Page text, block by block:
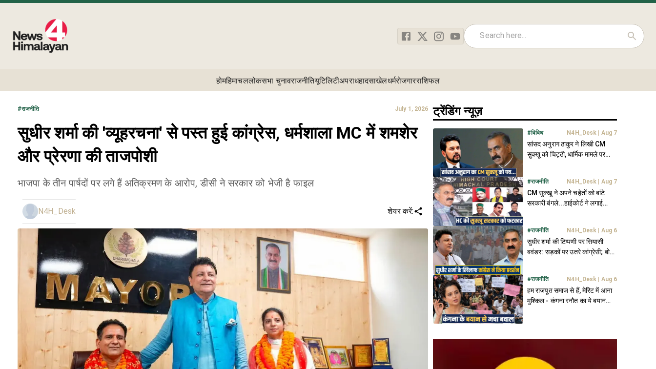
होमहिमाचललोकसभा चुनावराजनीतियूटिलिटीअपराधहादसाखेलधर्मरोजगारराशिफल
#राजनीति July 1, 2026
सुधीर शर्मा की 'व्यूहरचना' से पस्त हुई कांग्रेस, धर्मशाला MC में शमशेर
और प्रेरणा की ताजपोशी
भाजपा के तीन पार्षदों पर लगे हैं अतिक्रमण के आरोप, डीसी ने सरकार को भेजी है फाइल
N4H_Desk शेयर करें:
ट्रेंडिंग न्यूज़
#विविध N4H_Desk Aug 7
सांसद अनुराग ठाकुर ने लिखी CM
सुक्खू को चिट्ठी, धार्मिक मामले पर
#राजनीति N4H_Desk Aug 7
CM सुक्खू ने अपने चहेतों को बांटे
सरकारी बंगले...हाईकोर्ट ने लगाई
#राजनीति N4H_Desk Aug 6
सुधीर शर्मा की टिप्पणी पर सियासी
बवंडर: सड़कों पर उतरे कांग्रेसी; बोले-
#राजनीति N4H_Desk Aug 6
हम राजपूत समाज से हैं, मेरिट में आना
मुश्किल - कंगना रनौत का ये बयान